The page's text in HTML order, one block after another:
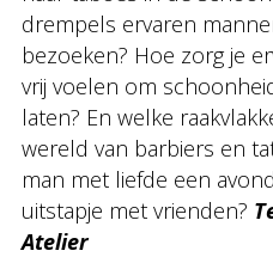
drempels ervaren
bezoeken? Hoe zorg je
vrij voelen om
laten? En welke
wereld van barbiers en
man met liefde een
uitstapje met vrienden?
Atelier